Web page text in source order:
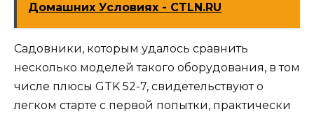
Домашних Условиях - CTLN.RU
Садовники, которым удалось сравнить
несколько моделей такого оборудования, в том
числе плюсы GTK 52-7, свидетельствуют о
легком старте с первой попытки, практически